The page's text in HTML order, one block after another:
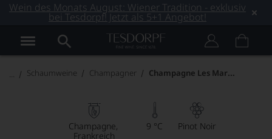
Wein des Monats August: Wiener Tradition - exklusiv
bei Tesdorpf! Jetzt als 5+1 Angebot!
Schaumweine Champagner Champagne Les Marquises Verzenay-21-4.0 Rosé
Champagne
Frankreich
9 °C Pinot Noir